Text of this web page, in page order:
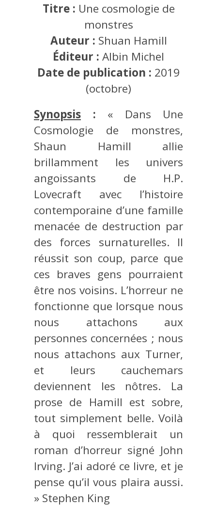
Titre : Une cosmologie de
monstres
Auteur : Shuan Hamill
Éditeur : Albin Michel
Date de publication : 2019
(octobre)
Synopsis : « Dans Une
Cosmologie de monstres,
Shaun Hamill allie
brillamment les univers
angoissants de H.P.
Lovecraft avec l’histoire
contemporaine d’une famille
menacée de destruction par
des forces surnaturelles. Il
réussit son coup, parce que
ces braves gens pourraient
être nos voisins. L’horreur ne
fonctionne que lorsque nous
nous attachons aux
personnes concernées ; nous
nous attachons aux Turner,
et leurs cauchemars
deviennent les nôtres. La
prose de Hamill est sobre,
tout simplement belle. Voilà
à quoi ressemblerait un
roman d’horreur signé John
Irving. J’ai adoré ce livre, et je
pense qu’il vous plaira aussi.
» Stephen King